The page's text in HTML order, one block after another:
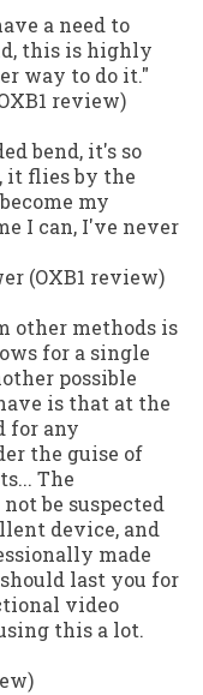
a need to
this is highly
way to do it."
review)
bend, it's so
it flies by the
my
I can, I've never
(OXB1 review)
other methods is
for a single
possible
is that at the
for any
the guise of
The
be suspected
device, and
made
last you for
video
this a lot.